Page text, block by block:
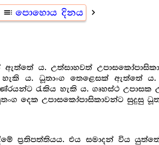
toc පොහොය දිනය navigate_next
ය. උත්සාහවත්
හැකි ය. ධූතාංග තෙළෙසක් ඇත්තේ
රැකිය හැකි ය. ගෘහස්ථ උපාසක
දෙක උපාසකෝපාසිකාවන්ට සුදුසු
ප්‍ර‍තිපත්තියය. එය සමාදන් විය